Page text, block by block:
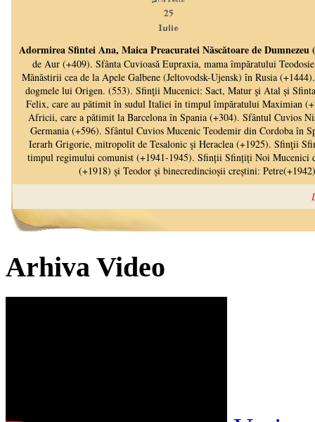
Arhiva Video